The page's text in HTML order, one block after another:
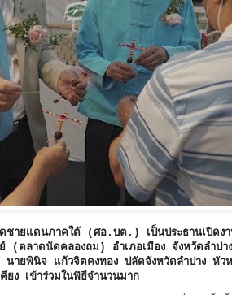
ชายแดนภาคใต้ (ศอ.บต.) เป็นประธานเปิดงา
ลาดนัดคลองถม) อำเภอเมือง จังหวัดลำปา
พินิจ แก้วจิตคงทอง ปลัดจังหวัดลำปาง หัวห
ยง เข้าร่วมในพิธีจำนวนมาก